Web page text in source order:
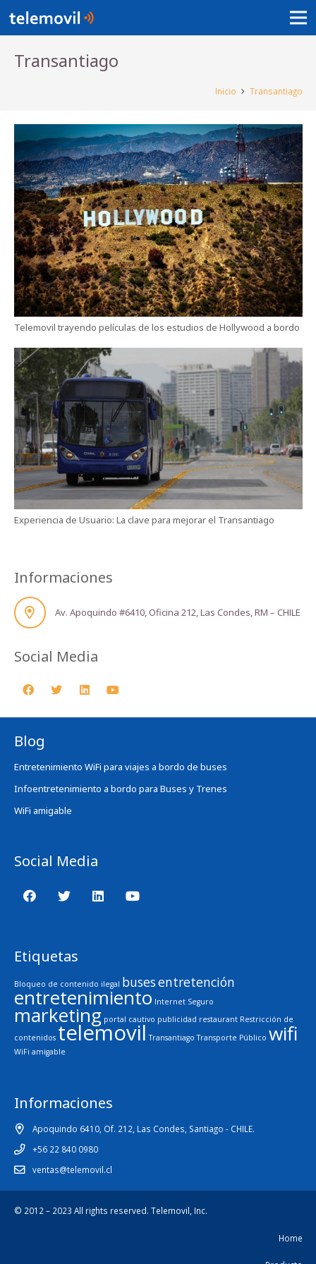
Transantiago
Inicio Transantiago
Telemovil trayendo películas de los estudios de Hollywood a bordo
Experiencia de Usuario: La clave para mejorar el Transantiago
Informaciones
Av. Apoquindo #6410, Oficina 212, Las Condes, RM – CHILE
Social Media
Blog
Entretenimiento WiFi para viajes a bordo de buses
Infoentretenimiento a bordo para Buses y Trenes
WiFi amigable
Social Media
Etiquetas
Bloqueo de contenido ilegal busesentretención
entretenimiento Internet Seguro
marketing portal cautivo publicidad restaurant Restricción de
contenidos telemovil Transantiago Transporte Público wifi
WiFi amigable
Informaciones
Apoquindo 6410, Of. 212, Las Condes, Santiago - CHILE.
+56 22 840 0980
ventas@telemovil.cl
© 2012 – 2023 All rights reserved. Telemovil, Inc.
Home